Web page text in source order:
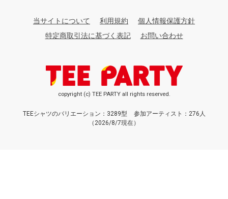
当サイトについて 利用規約
個人情報保護方針
特定商取引法に基づく表記
お問い合わせ
copyright (c) TEE PARTY all rights reserved.
TEEシャツのバリエーション：3289型
参加アーティスト：276人
（2026/8/7現在）